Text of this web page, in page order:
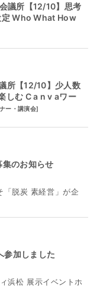
議所【12/10】思考
定 Who What How
所【12/10】少人数
しむ C a n v aワー
ー・講演会]
のお知らせ
「脱炭 素経営」が企
参加しました
浜松 展示イベントホ